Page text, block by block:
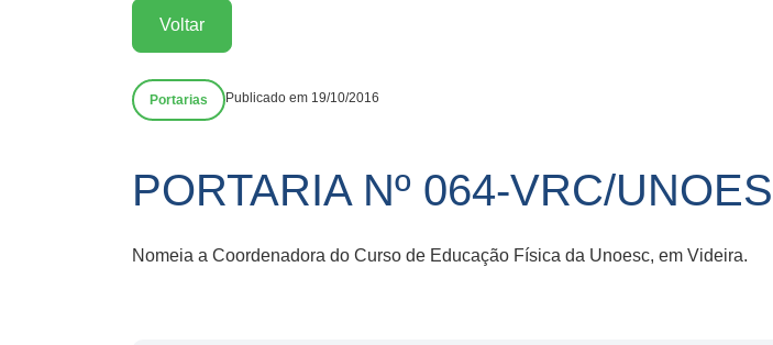
Voltar
Portarias Publicado em 19/10/2016
PORTARIA Nº 064-VRC/
Nomeia a Coordenadora do Curso de Educação Física da Unoesc, em Videira.